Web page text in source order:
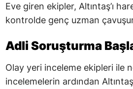
Eve giren ekipler, Altıntaş’ı
kontrolde genç uzman
Adli Soruşturma
Olay yeri inceleme ekipleri ile
incelemelerin ardından